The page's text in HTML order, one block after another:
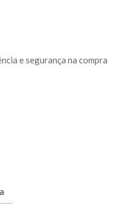
e segurança na compra